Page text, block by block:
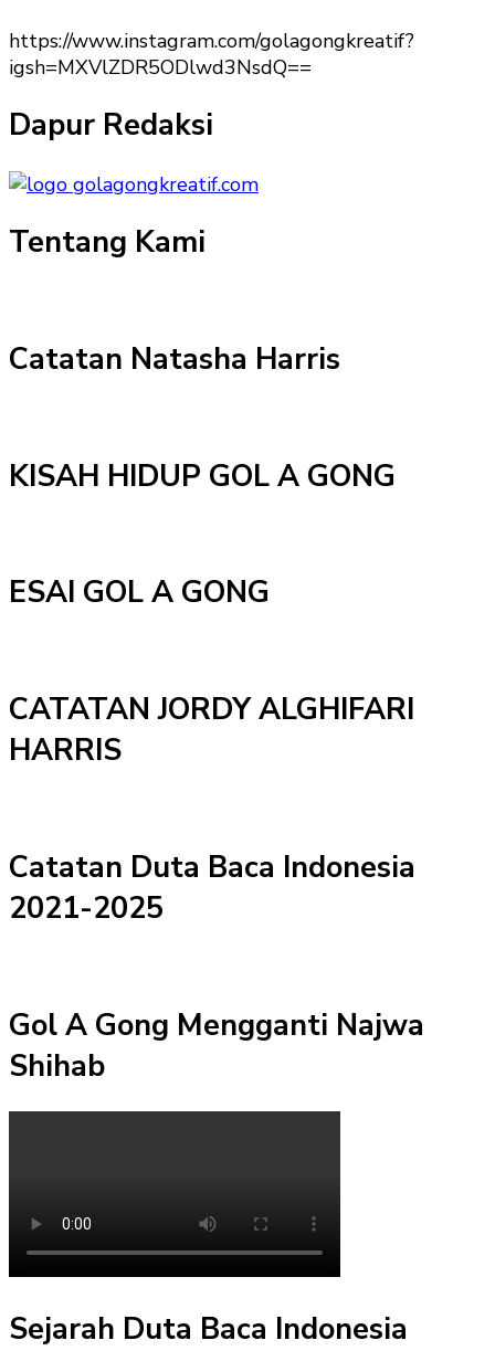
https://www.instagram.com/golagongkreatif?
igsh=MXVlZDR5ODlwd3NsdQ==
Dapur Redaksi
Tentang Kami
Catatan Natasha Harris
KISAH HIDUP GOL A GONG
ESAI GOL A GONG
CATATAN JORDY ALGHIFARI
HARRIS
Catatan Duta Baca Indonesia
2021-2025
Gol A Gong Mengganti Najwa
Shihab
Sejarah Duta Baca Indonesia